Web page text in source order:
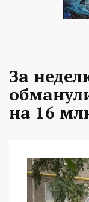
За
на 16